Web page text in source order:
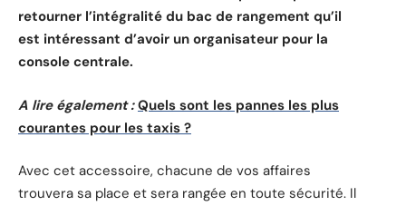
retourner l’intégralité du bac de rangement qu’il
est intéressant d’avoir un organisateur pour la
console centrale.
A lire également : Quels sont les pannes les plus
courantes pour les taxis ?
Avec cet accessoire, chacune de vos affaires
trouvera sa place et sera rangée en toute sécurité. Il